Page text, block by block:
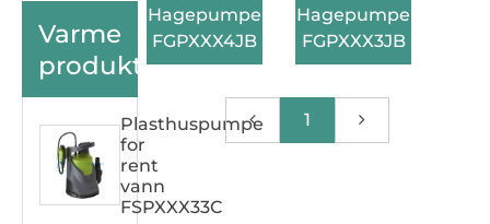
Varme
produkter
Plasthuspumpe
for
rent
vann
FSPXXX33C
Hagepumpe
FGPXXX4JB
Hagepumpe
FGPXXX3JB
1